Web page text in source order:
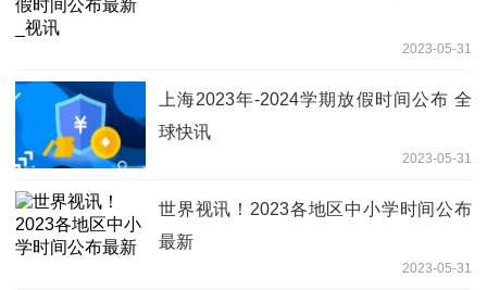
2023-05-31
上海2023年-2024学期放假时间公布 全
球快讯
2023-05-31
世界视讯！2023各地区中小学时间公布
最新
2023-05-31